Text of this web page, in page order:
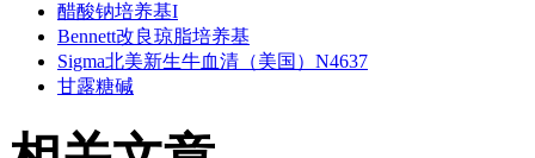
醋酸钠培养基I
Bennett改良琼脂培养基
Sigma北美新生牛血清（美国）N4637
甘露糖碱